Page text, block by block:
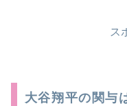
ス
大谷翔平の関与